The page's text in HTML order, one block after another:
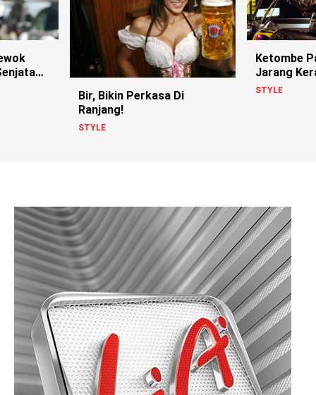
Bir, Bikin Perkasa Di
Ranjang!
STYLE
Ketombe
Jarang
Tentuâ
STYLE